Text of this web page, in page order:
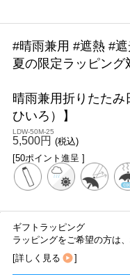
#晴雨兼用 #遮熱 #
夏の限定ラッピング
晴雨兼用折りたたみ
ひいろ）】
LDW-50M-25
5,500円 (税込)
[50ポイント進呈 ]
ギフトラッピング
ラッピングをご希望の方は
[詳しく見る ]